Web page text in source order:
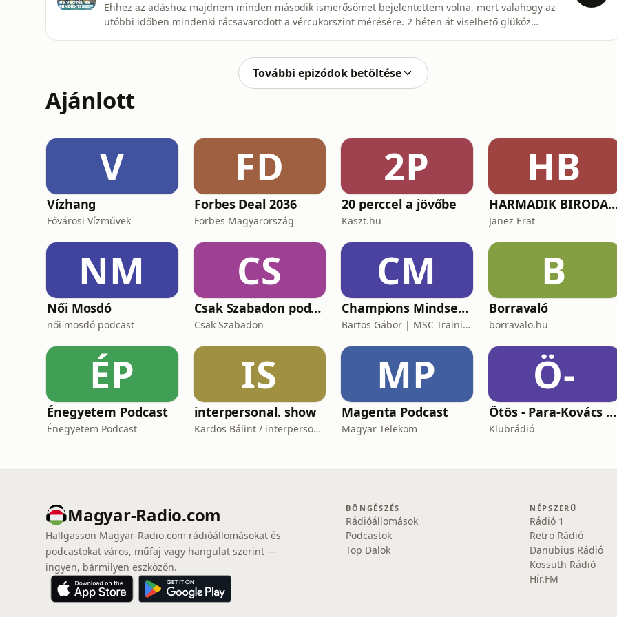
Ehhez az adáshoz majdnem minden második ismerősömet bejelentettem volna, mert valahogy az
utóbbi időben mindenki rácsavarodott a vércukorszint mérésére. 2 héten át viselhető glükóz
vízszintes, vércukorszinttel.Ebben az
További epizódok betöltése
Ajánlott
V
Vízhang
Fővárosi Vízművek
FD
Forbes Deal 2036
Forbes Magyarország
2P
20 perccel a jövőbe
Kaszt.hu
HB
HARMADIK BIRODALOM – a
Janez Erat
NM
Női Mosdó
női mosdó podcast
CS
Csak Szabadon podcast
Csak Szabadon
CM
Champions Mindset Podcast
Bartos Gábor | MSC Training Group
B
Borravaló
borravalo.hu
ÉP
Énegyetem Podcast
Énegyetem Podcast
IS
interpersonal. show
Kardos Bálint / interpersonal.host
MP
Magenta Podcast
Magyar Telekom
Ö-
Ötös - Para-Kovács Imrével
Klubrádió
Magyar-Radio.com
Hallgasson Magyar-Radio.com rádióállomásokat és
podcastokat város, műfaj vagy hangulat szerint —
ingyen, bármilyen eszközön.
BÖNGÉSZÉS
Rádióállomások
Podcastok
Top Dalok
NÉPSZERŰ
Rádió 1
Retro Rádió
Danubius Rádió
Kossuth Rádió
Hír.FM